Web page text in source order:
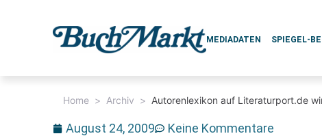
MEDIADATEN SPIEGEL-
Home > Archiv > Autorenlexikon auf Literaturport.de
August 24, 2009 Keine Kommentare